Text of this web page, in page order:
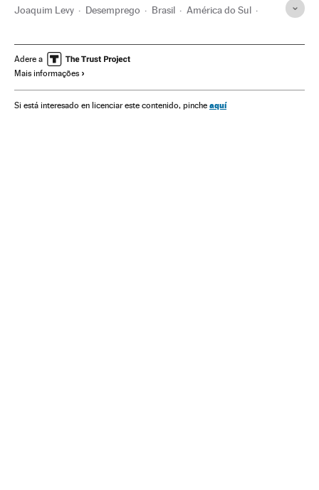
Joaquim Levy Desemprego Brasil América do Sul
Trabalho Ministério Fazenda
Governo Brasil
Administração pública Política
Adere a
Mais informações
Si está interesado en licenciar este contenido, pinche aquí